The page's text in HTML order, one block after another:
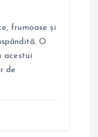
frumoase și
O
acestui
de